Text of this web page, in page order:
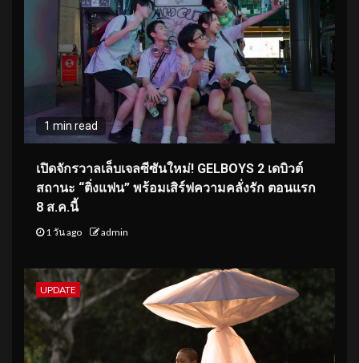
1 min read
เปิดจักรวาลเล็บเจลซีซันใหม่! GELBOYS 2 เดบิวต์
สถานะ “ติ่งแฟน” พร้อมเสิร์ฟความคลั่งรัก ตอนแรก
8 ส.ค.นี้
1 วัน ago admin
UPDATE